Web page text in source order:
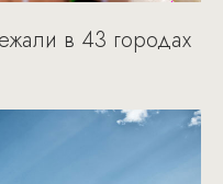
в 43 городах